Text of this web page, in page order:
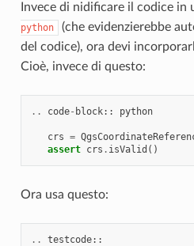
Invece di nidificare il codice in
python
(che evidenzierebbe
del codice), ora devi
Cioè, invece di questo:
.. code- block:: python
crs =
assert crs . isValid ()
Ora usa questo:
.. testcode::